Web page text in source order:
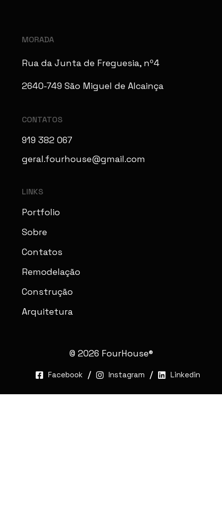
MORADA
Rua da Junta de Freguesia, nº4
2640-749 São Miguel de Alcainça
CONTATOS
919 382 067
geral.fourhouse@gmail.com
LINKS
Portfolio
Sobre
Contatos
Remodelação
Construção
Arquitetura
© 2026 FourHouse®
Facebook Instagram Linkedin